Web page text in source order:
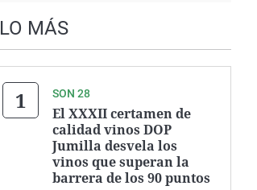
LO MÁS
SON 28
El XXXII certamen de
calidad vinos DOP
Jumilla desvela los
vinos que superan la
barrera de los 90 puntos